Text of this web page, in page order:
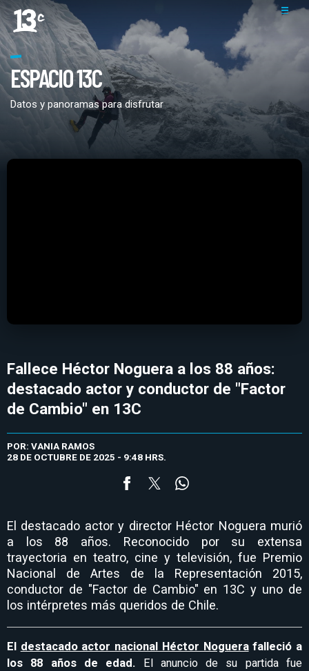
ESPACIO 13C
Datos y panoramas para disfrutar
Fallece Héctor Noguera a los 88 años:
destacado actor y conductor de "Factor
de Cambio" en 13C
POR: VANIA RAMOS
28 DE OCTUBRE DE 2025 - 9:48 HRS.
El destacado actor y director Héctor Noguera murió
a los 88 años. Reconocido por su extensa
trayectoria en teatro, cine y televisión, fue Premio
Nacional de Artes de la Representación 2015,
conductor de "Factor de Cambio" en 13C y uno de
los intérpretes más queridos de Chile.
El destacado actor nacional Héctor Noguerafalleció a
los 88 años de edad. El anuncio de su partida fue